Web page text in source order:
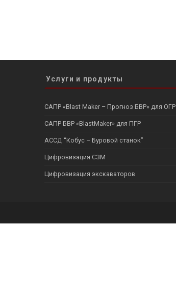
Услуги и продукты
САПР «Blast Maker – Прогноз БВР» для ОГР
САПР БВР «BlastMaker» для ПГР
АССД “Кобус – Буровой станок”
Цифровизация СЗМ
Цифровизация экскаваторов